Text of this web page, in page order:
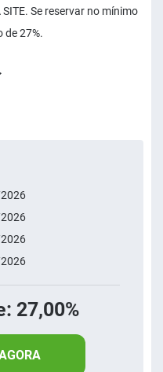
Se reservar no mínimo
de 27%.
27,00%